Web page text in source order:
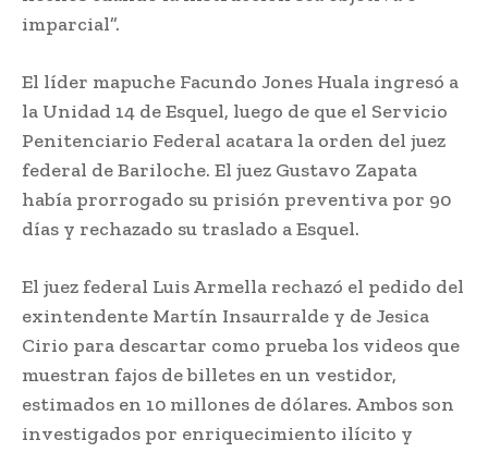
imparcial”.
El líder mapuche Facundo Jones Huala ingresó a
la Unidad 14 de Esquel, luego de que el Servicio
Penitenciario Federal acatara la orden del juez
federal de Bariloche. El juez Gustavo Zapata
había prorrogado su prisión preventiva por 90
días y rechazado su traslado a Esquel.
El juez federal Luis Armella rechazó el pedido del
exintendente Martín Insaurralde y de Jesica
Cirio para descartar como prueba los videos que
muestran fajos de billetes en un vestidor,
estimados en 10 millones de dólares. Ambos son
investigados por enriquecimiento ilícito y